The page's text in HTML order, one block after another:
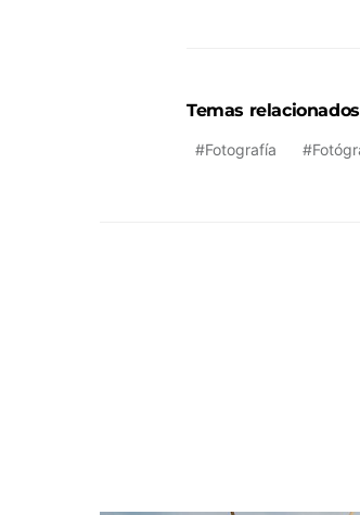
Temas relacionados
Fotografía